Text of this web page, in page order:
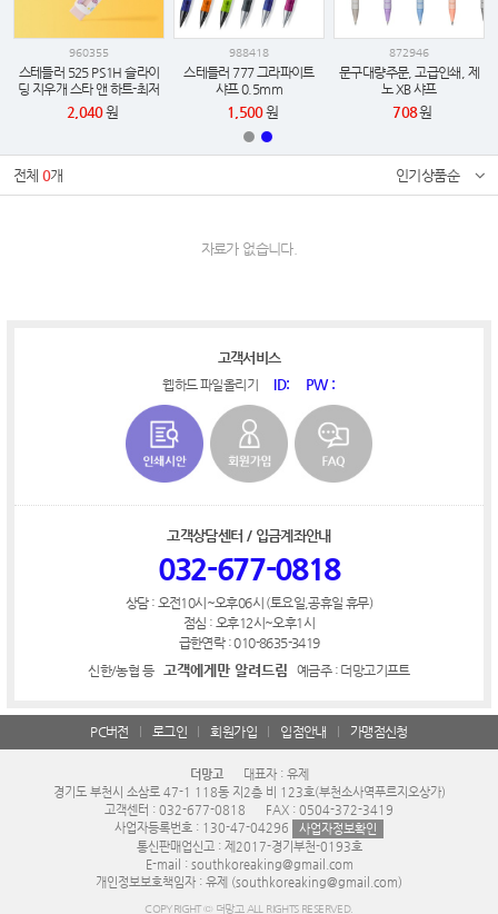
960355
스테들러 525 PS1H 슬라이
딩 지우개 스타 앤 하트-최저
가 보장, 인쇄가능
2,040원
988418
스테들러 777 그라파이트
샤프 0.5mm
1,500원
872946
문구대량주문, 고급인쇄, 제
노 XB 샤프
708원
전체0개 인기상품순
자료가 없습니다.
고객서비스
웹하드 파일올리기 ID: PW :
고객상담센터 / 입금계좌안내
032-677-0818
상담 : 오전10시~오후06시 (토요일,공휴일 휴무)
점심 : 오후12시~오후1시
급한연락 : 010-8635-3419
신한/농협 등 고객에게만 알려드림 예금주 : 더망고기프트
PC버전 로그인 회원가입 입점안내 가맹점신청
더망고
대표자 : 유제
경기도 부천시 소삼로 47-1 118동 지2층 비 123호(부천소사역푸르지오상가)
고객센터 : 032-677-0818
FAX : 0504-372-3419
사업자등록번호 : 130-47-04296
사업자정보확인
통신판매업신고 : 제2017-경기부천-0193호
E-mail : southkoreaking@gmail.com
개인정보보호책임자 : 유제 (southkoreaking@gmail.com)
COPYRIGHT © 더망고 ALL RIGHTS RESERVED.